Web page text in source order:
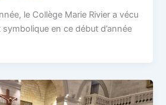
le Collège Marie Rivier a vécu
en ce début d’année